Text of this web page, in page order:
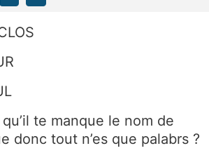
te manque le nom de
donc tout n’es que palabrs ?